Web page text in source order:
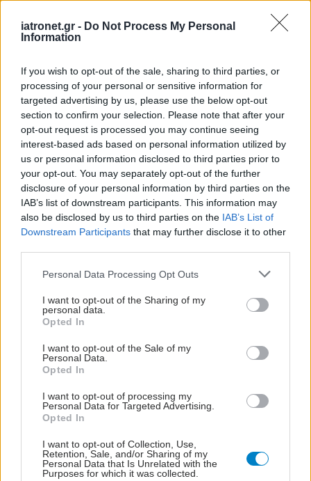
iatronet.gr - Do Not Process My Personal
Information
If you wish to opt-out of the sale, sharing to third parties, or
processing of your personal or sensitive information for
targeted advertising by us, please use the below opt-out
section to confirm your selection. Please note that after your
opt-out request is processed you may continue seeing
interest-based ads based on personal information utilized by
us or personal information disclosed to third parties prior to
your opt-out. You may separately opt-out of the further
disclosure of your personal information by third parties on the
IAB’s list of downstream participants. This information may
also be disclosed by us to third parties on the IAB’s List of
Downstream Participants that may further disclose it to other
Please note that this website/app uses one or more Google
not limited to your visit or usage behaviour. You may click to
grant or deny consent to Google and its third-party tags to
use your data for below specified purposes in below Google
consent section.
Personal Data Processing Opt Outs
I want to opt-out of the Sharing of my
personal data.
Opted In
I want to opt-out of the Sale of my
Personal Data.
Opted In
I want to opt-out of processing my
Personal Data for Targeted Advertising.
Opted In
I want to opt-out of Collection, Use,
Retention, Sale, and/or Sharing of my
Personal Data that Is Unrelated with the
Purposes for which it was collected.
Ειδήσεις υγείας σήμερα
η Ένωση Εργαζομένων
Κινόα και γλυκοπατάτες: Ποιο είναι καλύτερο για
το σάκχαρο;
Η διατήρηση της καθημερινής ρουτίνας σχετίζεται
με λιγότερο πόνο και κατάθλιψη
#TAGS
Βλαστοκύτταρα,Νόσος Πάρκινσον
Προσθέστε το iatronet.gr στο Discover
shares
ΔΙΑΒΑΣΤΕ ΑΚΟΜΑ
ανεπάρκεια: Επίθεμα
από βλαστοκύτταρα